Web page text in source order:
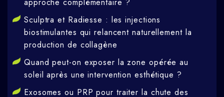
approche complémentaire ?
Sculptra et Radiesse : les injections
biostimulantes qui relancent naturellement la
production de collagène
Quand peut-on exposer la zone opérée au
soleil après une intervention esthétique ?
Exosomes ou PRP pour traiter la chute des